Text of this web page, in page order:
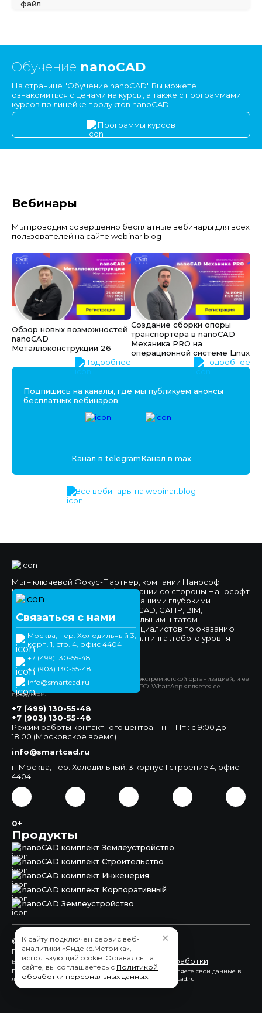
Обучение nanoCAD
На странице "Обучение nanoCAD" Вы можете
ознакомиться с ценами на курсы, а также с программами
курсов по линейке продуктов nanoCAD
Программы курсов
Вебинары
Мы проводим совершенно бесплатные вебинары для всех
пользователей на сайте webinar.blog
Обзор новых возможностей
nanoCAD
Металлоконструкции 26
Подробнее
Создание сборки опоры
транспортера в nanoCAD
Механика PRO на
операционной системе Linux
Подробнее
Подпишись на каналы, где мы публикуем анонсы
бесплатных вебинаров
Канал в telegramКанал в max
Все вебинары на webinar.blog
Связаться с нами
Москва, пер. Холодильный 3,
корп. 1, стр. 4, офис 4404
+7 (499) 130-55-48
+7 (903) 130-55-48
info@smartcad.ru
Мы – ключевой Фокус-Партнер, компании Нанософт.
Высокое доверие к нашей компании со стороны Нанософт
и наших клиентов обеспечено нашими глубокими
компетенциями в области nanoCAD, САПР, BIM,
импортозамещения, а также большим штатом
высококвалифицированных специалистов по оказанию
технической поддержки и консалтинга любого уровня
сложности.
Официальный сайт
*Компания Meta Platforms Inc. признана экстремистской организацией, и ее
деятельность запрещена на территории РФ. WhatsApp является ее
продуктом.
Продукты
nanoCAD комплект Землеустройство
nanoCAD комплект Строительство
nanoCAD комплект Инженерия
nanoCAD комплект Корпоративный
nanoCAD Землеустройство
+7 (499) 130-55-48
+7 (903) 130-55-48
Режим работы контактного центра Пн. – Пт.: с 9:00 до
18:00 (Московское время)
info@smartcad.ru
г. Москва, пер. Холодильный, 3 корпус 1 строение 4, офис
4404
0+
© 2015 - 2026 ООО "СмартКАД"
Пользовательское соглашение
Вы принимаете условия политики в отношении
обработки
персональных данныхкаждый раз, когда оставляете свои данные в
любой форме обратной связи на сайте nanocad.smartcad.ru
К сайту подключен сервис веб-
аналитики «Яндекс.Метрика»,
использующий cookie. Оставаясь на
сайте, вы соглашаетесь с Политикой
обработки персональных данных.
✕